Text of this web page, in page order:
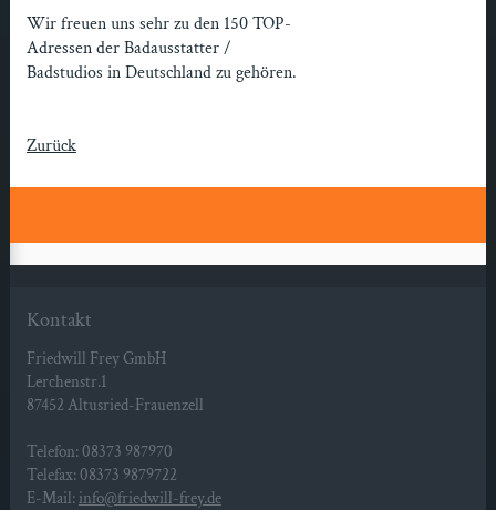
Wir freuen uns sehr zu den 150 TOP-
Adressen der Badausstatter /
Badstudios in Deutschland zu gehören.
Zurück
Kontakt
Friedwill Frey GmbH
Lerchenstr.1
87452 Altusried-Frauenzell
Telefon: 08373 987970
Telefax: 08373 9879722
E-Mail:info@friedwill-frey.de